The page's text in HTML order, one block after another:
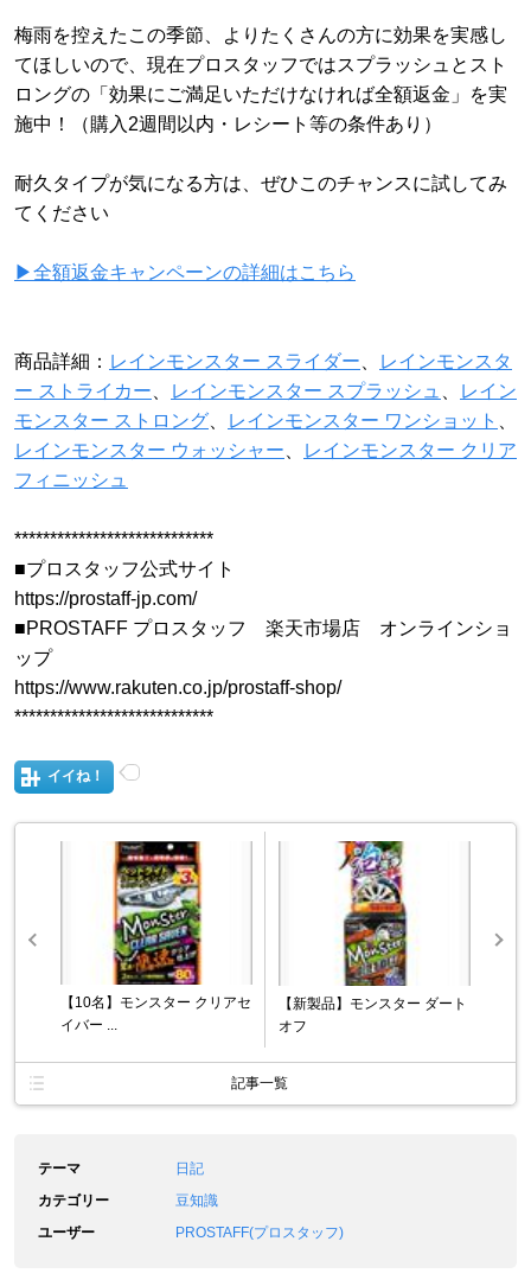
梅雨を控えたこの季節、よりたくさんの方に効果を実感し
てほしいので、現在プロスタッフではスプラッシュとスト
ロングの「効果にご満足いただけなければ全額返金」を実
施中！（購入2週間以内・レシート等の条件あり）
耐久タイプが気になる方は、ぜひこのチャンスに試してみ
てください
▶全額返金キャンペーンの詳細はこちら
商品詳細： レインモンスター スライダー
レインモンスタ
ー ストライカー
レインモンスター スプラッシュ
レイン
モンスター ストロング
レインモンスター ワンショット
レインモンスター ウォッシャー
レインモンスター クリア
フィニッシュ
****************************
■プロスタッフ公式サイト
https://prostaff-jp.com/
■PROSTAFF プロスタッフ 楽天市場店 オンラインショ
ップ
https://www.rakuten.co.jp/prostaff-shop/
****************************
イイね！
【10名】モンスター クリアセ
イバー ...
【新製品】モンスター ダート
オフ
記事一覧
テーマ
日記
カテゴリー
豆知識
ユーザー
PROSTAFF(プロスタッフ)